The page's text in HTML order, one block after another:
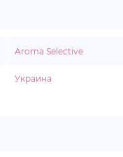
Aroma Selective
Украина